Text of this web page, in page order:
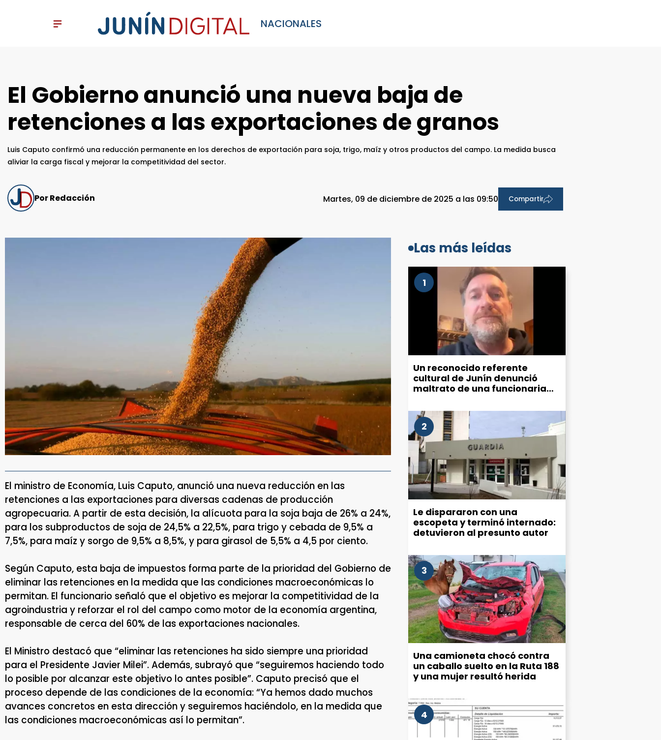
NACIONALES
El Gobierno anunció una nueva baja de
retenciones a las exportaciones de granos
Luis Caputo confirmó una reducción permanente en los derechos de exportación para soja, trigo, maíz y otros productos del campo. La medida busca
aliviar la carga fiscal y mejorar la competitividad del sector.
Por Redacción Martes, 09 de diciembre de 2025 a las 09:50 Compartir
El ministro de Economía, Luis Caputo, anunció una nueva reducción en las
retenciones a las exportaciones para diversas cadenas de producción
agropecuaria. A partir de esta decisión, la alícuota para la soja baja de 26% a 24%,
para los subproductos de soja de 24,5% a 22,5%, para trigo y cebada de 9,5% a
7,5%, para maíz y sorgo de 9,5% a 8,5%, y para girasol de 5,5% a 4,5 por ciento.
Según Caputo, esta baja de impuestos forma parte de la prioridad del Gobierno de
eliminar las retenciones en la medida que las condiciones macroeconómicas lo
permitan. El funcionario señaló que el objetivo es mejorar la competitividad de la
agroindustria y reforzar el rol del campo como motor de la economía argentina,
responsable de cerca del 60% de las exportaciones nacionales.
El Ministro destacó que “eliminar las retenciones ha sido siempre una prioridad
para el Presidente Javier Milei”. Además, subrayó que “seguiremos haciendo todo
lo posible por alcanzar este objetivo lo antes posible”. Caputo precisó que el
proceso depende de las condiciones de la economía: “Ya hemos dado muchos
avances concretos en esta dirección y seguiremos haciéndolo, en la medida que
las condiciones macroeconómicas así lo permitan”.
Las más leídas
1
Un reconocido referente
cultural de Junín denunció
maltrato de una funcionaria
2
Le dispararon con una
escopeta y terminó internado:
detuvieron al presunto autor
3
Una camioneta chocó contra
un caballo suelto en la Ruta 188
y una mujer resultó herida
4